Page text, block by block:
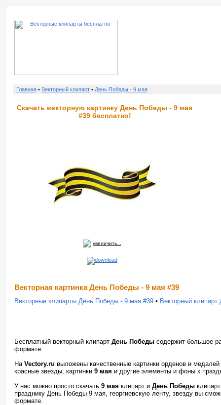
Главная • Векторный клипарт • День Победы - 9 мая
Скачать векторную картинку День Победы - 9 мая
#39 бесплатно!
увеличить...
Векторная картинка День Победы - 9 мая #39
Векторные клипарты День Победы - 9 мая #39 • Векторный
Бесплатный векторный клипарт День Победы содержит большое
формате.
На Vectory.ru выложены качественные картинки орденов и
красные звезды, картинки 9 мая и другие элементы и фоны к
У нас можно просто скачать 9 мая клипарт и День Победы
празднику День Победы 9 мая, георгиевскую ленту, звезду вы
формате.